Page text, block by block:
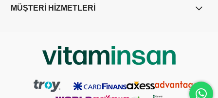
MÜŞTERİ HİZMETLERİ